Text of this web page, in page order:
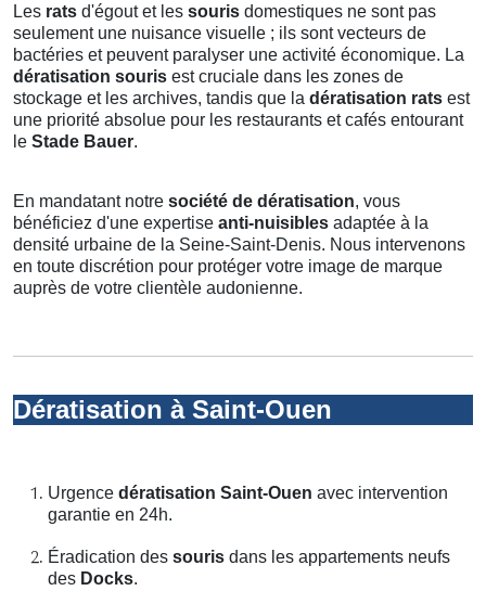
Les rats d'égout et les souris domestiques ne sont pas
seulement une nuisance visuelle ; ils sont vecteurs de
bactéries et peuvent paralyser une activité économique. La
dératisation souris est cruciale dans les zones de
stockage et les archives, tandis que la dératisation rats est
une priorité absolue pour les restaurants et cafés entourant
le Stade Bauer.
En mandatant notre société de dératisation, vous
bénéficiez d'une expertise anti-nuisibles adaptée à la
densité urbaine de la Seine-Saint-Denis. Nous intervenons
en toute discrétion pour protéger votre image de marque
auprès de votre clientèle audonienne.
Dératisation à Saint-Ouen
Urgence dératisation Saint-Ouen avec intervention
garantie en 24h.
Éradication des souris dans les appartements neufs
des Docks.